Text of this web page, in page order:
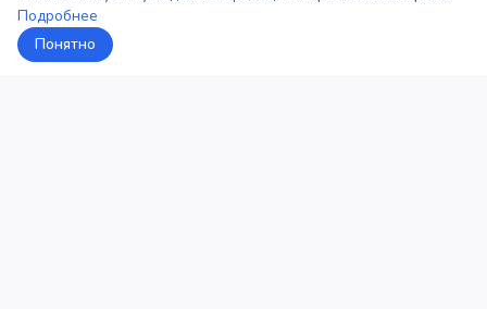
Подробнее
Понятно